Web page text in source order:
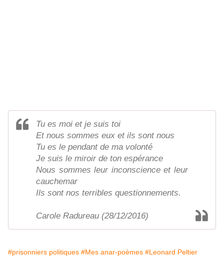
Tu es moi et je suis toi
Et nous sommes eux et ils sont nous
Tu es le pendant de ma volonté
Je suis le miroir de ton espérance
Nous sommes leur inconscience et leur
cauchemar
Ils sont nos terribles questionnements.
Carole Radureau (28/12/2016)
#prisonniers politiques #Mes anar-poèmes #Leonard Peltier